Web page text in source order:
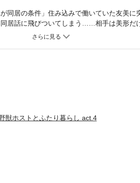
同居の条件」住み込みで働いていた友美に
居話に飛びついてしまう……相手は美形だ
伝いをすることになるも、私も『ホスト』
獣ホストとふたり暮らし act.4